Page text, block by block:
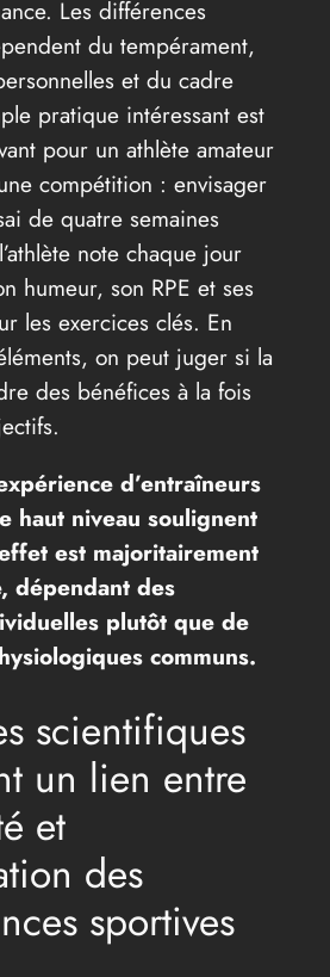
Les différences
du tempérament,
et du cadre
pratique intéressant est
pour un athlète amateur
compétition : envisager
de quatre semaines
note chaque jour
humeur, son RPE et ses
les exercices clés. En
on peut juger si la
des bénéfices à la fois
d’entraîneurs
haut niveau soulignent
est majoritairement
dépendant des
plutôt que de
communs.
scientifiques
un lien entre
et
des
sportives